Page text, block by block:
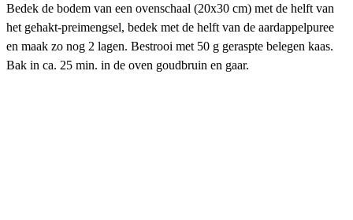
Bedek de bodem van een ovenschaal (20x30 cm) met de helft van
het gehakt-preimengsel, bedek met de helft van de aardappelpuree
en maak zo nog 2 lagen. Bestrooi met 50 g geraspte belegen kaas.
Bak in ca. 25 min. in de oven goudbruin en gaar.